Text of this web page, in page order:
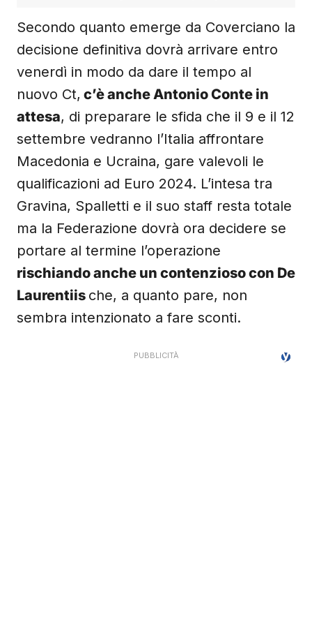
Secondo quanto emerge da Coverciano la
decisione definitiva dovrà arrivare entro
venerdì in modo da dare il tempo al
nuovo Ct, c’è anche Antonio Conte in
attesa, di preparare le sfida che il 9 e il 12
settembre vedranno l’Italia affrontare
Macedonia e Ucraina, gare valevoli le
qualificazioni ad Euro 2024. L’intesa tra
Gravina, Spalletti e il suo staff resta totale
ma la Federazione dovrà ora decidere se
portare al termine l’operazione
rischiando anche un contenzioso con De
Laurentiis che, a quanto pare, non
sembra intenzionato a fare sconti.